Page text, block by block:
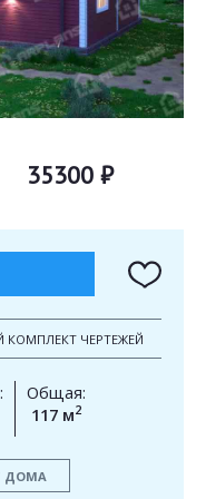
35300 ₽
КОМПЛЕКТ ЧЕРТЕЖЕЙ
Общая:
117 м2
ДОМА
данных
данных
Privacy Policyand Terms of Service